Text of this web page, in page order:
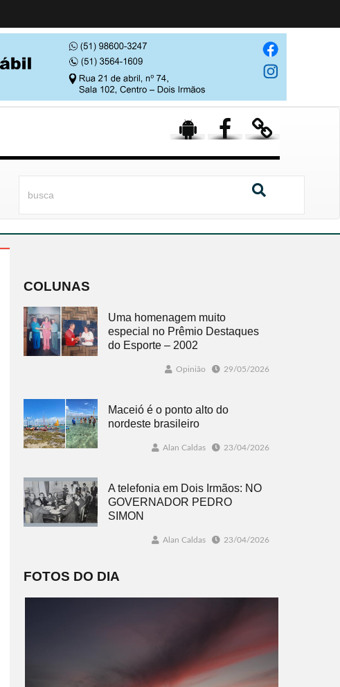
COLUNAS
Uma homenagem muito
especial no Prêmio Destaques
do Esporte – 2002
Opinião 29/05/2026
Maceió é o ponto alto do
nordeste brasileiro
Alan Caldas 23/04/2026
A telefonia em Dois Irmãos: NO
GOVERNADOR PEDRO
SIMON
Alan Caldas 23/04/2026
FOTOS DO DIA